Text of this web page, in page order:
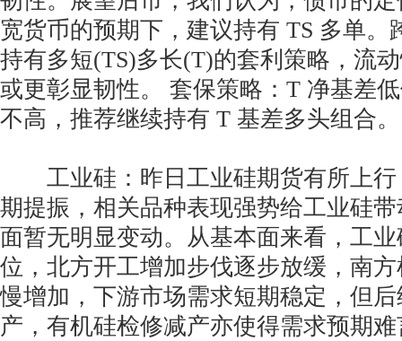
宽货币的预期下，建议持有 TS 多单。
持有多短(TS)多长(T)的套利策略，流
或更彰显韧性。 套保策略：T 净基差
不高，推荐继续持有 T 基差多头组合。
工业硅：昨日工业硅期货有所上行
期提振，相关品种表现强势给工业硅
面暂无明显变动。从基本面来看，工
位，北方开工增加步伐逐步放缓，南
慢增加，下游市场需求短期稳定，但
产，有机硅检修减产亦使得需求预期